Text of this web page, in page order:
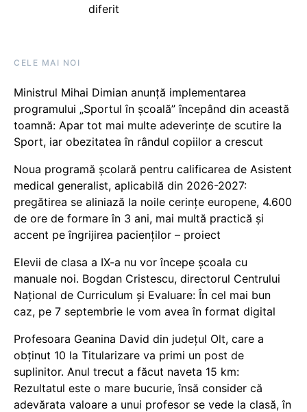
diferit
CELE MAI NOI
Ministrul Mihai Dimian anunță implementarea
programului „Sportul în școală” începând din această
toamnă: Apar tot mai multe adeverințe de scutire la
Sport, iar obezitatea în rândul copiilor a crescut
Noua programă școlară pentru calificarea de Asistent
medical generalist, aplicabilă din 2026-2027:
pregătirea se aliniază la noile cerințe europene, 4.600
de ore de formare în 3 ani, mai multă practică și
accent pe îngrijirea pacienților – proiect
Elevii de clasa a IX-a nu vor începe școala cu
manuale noi. Bogdan Cristescu, directorul Centrului
Național de Curriculum și Evaluare: În cel mai bun
caz, pe 7 septembrie le vom avea în format digital
Profesoara Geanina David din județul Olt, care a
obținut 10 la Titularizare va primi un post de
suplinitor. Anul trecut a făcut naveta 15 km:
Rezultatul este o mare bucurie, însă consider că
adevărata valoare a unui profesor se vede la clasă, în